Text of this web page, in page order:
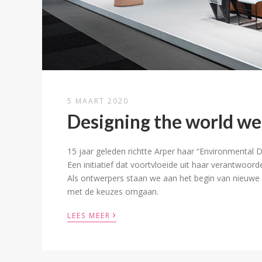
5 MAART 2020
Designing the world
15 jaar geleden richtte Arper haar “Environmental
Een initiatief dat voortvloeide uit haar
Als ontwerpers staan we aan het begin van
met de keuzes omgaan.
LEES MEER ›